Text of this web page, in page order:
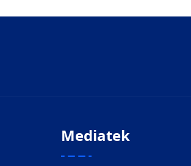
Mediatek